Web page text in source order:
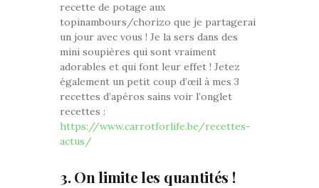
recette de potage aux
topinambours/chorizo que je partagerai
un jour avec vous ! Je la sers dans des
mini soupières qui sont vraiment
adorables et qui font leur effet ! Jetez
également un petit coup d’œil à mes 3
recettes d’apéros sains voir l’onglet
recettes :
https://www.carrotforlife.be/recettes-
actus/
3. On limite les quantités !